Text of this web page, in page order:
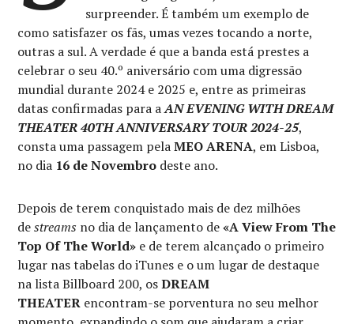
surpreender. É também um exemplo de
como satisfazer os fãs, umas vezes tocando a norte,
outras a sul. A verdade é que a banda está prestes a
celebrar o seu 40.º aniversário com uma digressão
mundial durante 2024 e 2025 e, entre as primeiras
datas confirmadas para aAN EVENING WITH DREAM
THEATER 40TH ANNIVERSARY TOUR 2024-25,
consta uma passagem pelaMEO ARENA, em Lisboa,
no dia 16 de Novembro deste ano.
Depois de terem conquistado mais de dez milhões
destreams no dia de lançamento de«A View From The
Top Of The World» e de terem alcançado o primeiro
lugar nas tabelas do iTunes e o um lugar de destaque
na lista Billboard 200, osDREAM
THEATER encontram-se porventura no seu melhor